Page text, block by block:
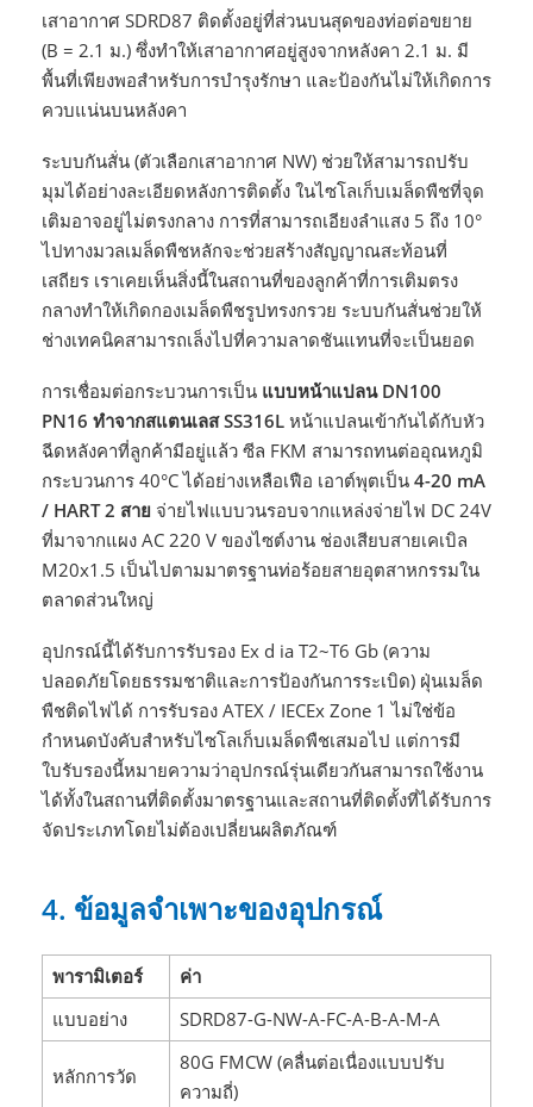
เสาอากาศ SDRD87 ติดตั้งอยู่ที่ส่วนบนสุดของท่อต่อขยาย
(B = 2.1 ม.) ซึ่งทำให้เสาอากาศอยู่สูงจากหลังคา 2.1 ม. มี
พื้นที่เพียงพอสำหรับการบำรุงรักษา และป้องกันไม่ให้เกิดการ
ควบแน่นบนหลังคา
ระบบกันสั่น (ตัวเลือกเสาอากาศ NW) ช่วยให้สามารถปรับ
มุมได้อย่างละเอียดหลังการติดตั้ง ในไซโลเก็บเมล็ดพืชที่จุด
เติมอาจอยู่ไม่ตรงกลาง การที่สามารถเอียงลำแสง 5 ถึง 10°
ไปทางมวลเมล็ดพืชหลักจะช่วยสร้างสัญญาณสะท้อนที่
เสถียร เราเคยเห็นสิ่งนี้ในสถานที่ของลูกค้าที่การเติมตรง
กลางทำให้เกิดกองเมล็ดพืชรูปทรงกรวย ระบบกันสั่นช่วยให้
ช่างเทคนิคสามารถเล็งไปที่ความลาดชันแทนที่จะเป็นยอด
การเชื่อมต่อกระบวนการเป็น แบบหน้าแปลน DN100
PN16 ทำจากสแตนเลส SS316Lหน้าแปลนเข้ากันได้กับหัว
ฉีดหลังคาที่ลูกค้ามีอยู่แล้ว ซีล FKM สามารถทนต่ออุณหภูมิ
กระบวนการ 40°C ได้อย่างเหลือเฟือ เอาต์พุตเป็น 4-20 mA
/ HART 2 สายจ่ายไฟแบบวนรอบจากแหล่งจ่ายไฟ DC 24V
ที่มาจากแผง AC 220 V ของไซต์งาน ช่องเสียบสายเคเบิล
M20x1.5 เป็นไปตามมาตรฐานท่อร้อยสายอุตสาหกรรมใน
ตลาดส่วนใหญ่
อุปกรณ์นี้ได้รับการรับรอง Ex d ia T2~T6 Gb (ความ
ปลอดภัยโดยธรรมชาติและการป้องกันการระเบิด) ฝุ่นเมล็ด
พืชติดไฟได้ การรับรอง ATEX / IECEx Zone 1 ไม่ใช่ข้อ
กำหนดบังคับสำหรับไซโลเก็บเมล็ดพืชเสมอไป แต่การมี
ใบรับรองนี้หมายความว่าอุปกรณ์รุ่นเดียวกันสามารถใช้งาน
ได้ทั้งในสถานที่ติดตั้งมาตรฐานและสถานที่ติดตั้งที่ได้รับการ
จัดประเภทโดยไม่ต้องเปลี่ยนผลิตภัณฑ์
4. ข้อมูลจำเพาะของอุปกรณ์
พารามิเตอร์
ค่า
แบบอย่าง
SDRD87-G-NW-A-FC-A-B-A-M-A
หลักการวัด
80G FMCW (คลื่นต่อเนื่องแบบปรับ
ความถี่)